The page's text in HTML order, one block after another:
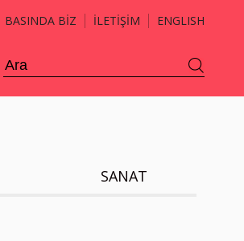
BASINDA BİZ İLETİŞİM ENGLISH
SANAT